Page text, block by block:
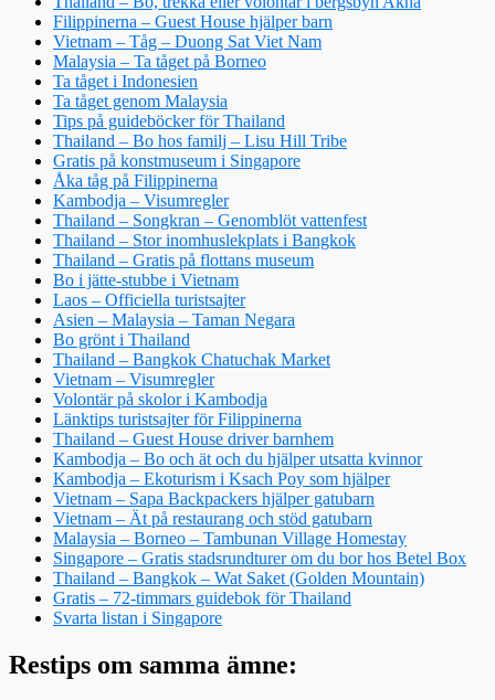
Filippinerna – Guest House hjälper barn
Vietnam – Tåg – Duong Sat Viet Nam
Malaysia – Ta tåget på Borneo
Ta tåget i Indonesien
Ta tåget genom Malaysia
Tips på guideböcker för Thailand
Thailand – Bo hos familj – Lisu Hill Tribe
Gratis på konstmuseum i Singapore
Åka tåg på Filippinerna
Kambodja – Visumregler
Thailand – Songkran – Genomblöt vattenfest
Thailand – Stor inomhuslekplats i Bangkok
Thailand – Gratis på flottans museum
Bo i jätte-stubbe i Vietnam
Laos – Officiella turistsajter
Asien – Malaysia – Taman Negara
Bo grönt i Thailand
Thailand – Bangkok Chatuchak Market
Vietnam – Visumregler
Volontär på skolor i Kambodja
Länktips turistsajter för Filippinerna
Thailand – Guest House driver barnhem
Kambodja – Bo och ät och du hjälper utsatta kvinnor
Kambodja – Ekoturism i Ksach Poy som hjälper
Vietnam – Sapa Backpackers hjälper gatubarn
Vietnam – Ät på restaurang och stöd gatubarn
Malaysia – Borneo – Tambunan Village Homestay
Singapore – Gratis stadsrundturer om du bor hos Betel Box
Thailand – Bangkok – Wat Saket (Golden Mountain)
Gratis – 72-timmars guidebok för Thailand
Svarta listan i Singapore
Restips om samma ämne: